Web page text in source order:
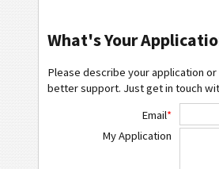
What's Your
Please describe your application
better support. Just get in touch
Email*
My Application